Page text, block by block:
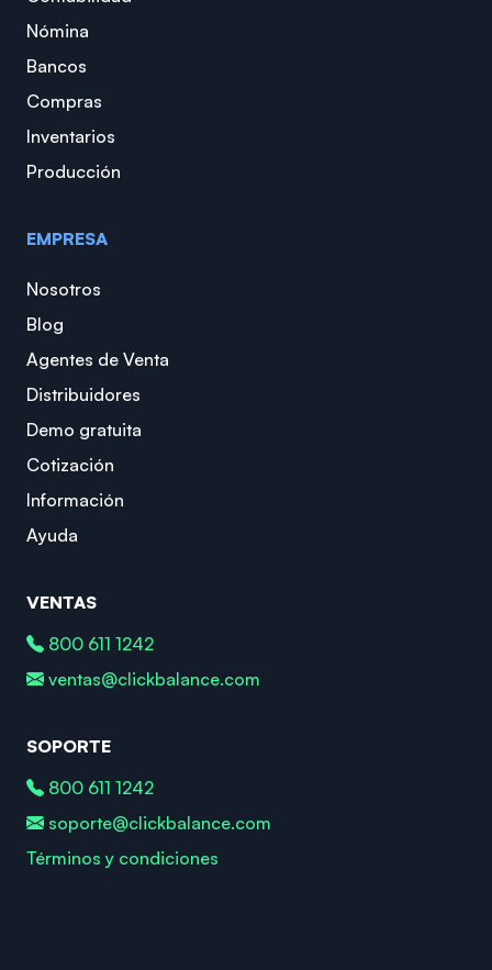
Nómina
Bancos
Compras
Inventarios
Producción
EMPRESA
Nosotros
Blog
Agentes de Venta
Distribuidores
Demo gratuita
Cotización
Información
Ayuda
VENTAS
800 611 1242
ventas@clickbalance.com
SOPORTE
800 611 1242
soporte@clickbalance.com
Términos y condiciones